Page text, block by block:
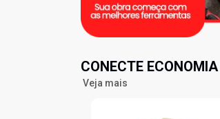
CONECTE
Veja mais